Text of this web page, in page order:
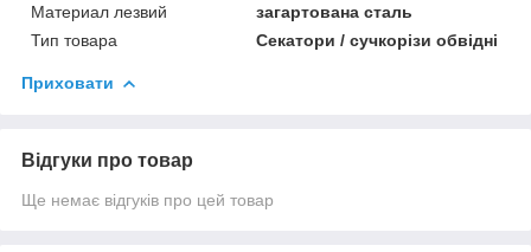
Материал лезвий
загартована сталь
Тип товара
Секатори / сучкорізи обвідні
Приховати
Відгуки про товар
Ще немає відгуків про цей товар